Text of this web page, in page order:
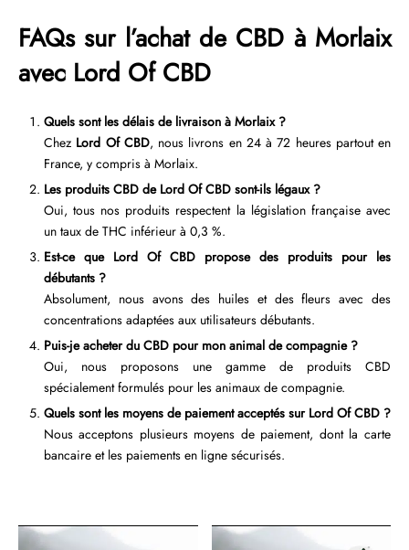
FAQs sur l’achat de CBD à Morlaix
avec Lord Of CBD
Quels sont les délais de livraison à Morlaix ?
Chez Lord Of CBD, nous livrons en 24 à 72 heures partout en
France, y compris à Morlaix.
Les produits CBD de Lord Of CBD sont-ils légaux ?
Oui, tous nos produits respectent la législation française avec
un taux de THC inférieur à 0,3 %.
Est-ce que Lord Of CBD propose des produits pour les
débutants ?
Absolument, nous avons des huiles et des fleurs avec des
concentrations adaptées aux utilisateurs débutants.
Puis-je acheter du CBD pour mon animal de compagnie ?
Oui, nous proposons une gamme de produits CBD
spécialement formulés pour les animaux de compagnie.
Quels sont les moyens de paiement acceptés sur Lord Of CBD ?
Nous acceptons plusieurs moyens de paiement, dont la carte
bancaire et les paiements en ligne sécurisés.